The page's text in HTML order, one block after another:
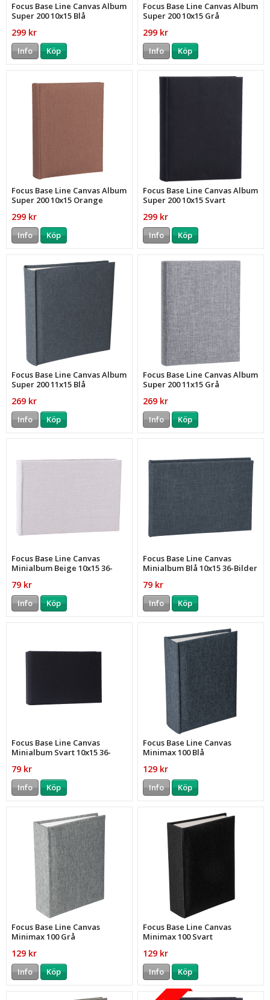
Focus Base Line Canvas Album
Super 200 10x15 Blå
299 kr
Info Köp
Focus Base Line Canvas Album
Super 200 10x15 Grå
299 kr
Info Köp
Focus Base Line Canvas Album
Super 200 10x15 Orange
299 kr
Info Köp
Focus Base Line Canvas Album
Super 200 10x15 Svart
299 kr
Info Köp
Focus Base Line Canvas Album
Super 200 11x15 Blå
269 kr
Info Köp
Focus Base Line Canvas Album
Super 200 11x15 Grå
269 kr
Info Köp
Focus Base Line Canvas
Minialbum Beige 10x15 36-
79 kr
Info Köp
Focus Base Line Canvas
Minialbum Blå 10x15 36-Bilder
79 kr
Info Köp
Focus Base Line Canvas
Minialbum Svart 10x15 36-
79 kr
Info Köp
Focus Base Line Canvas
Minimax 100 Blå
129 kr
Info Köp
Focus Base Line Canvas
Minimax 100 Grå
129 kr
Info Köp
Focus Base Line Canvas
Minimax 100 Svart
129 kr
Info Köp